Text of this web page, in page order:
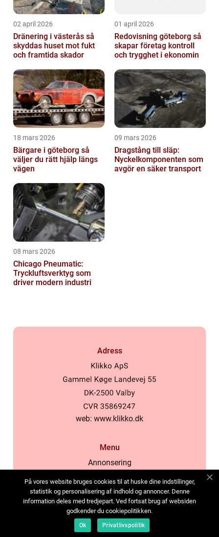
02 april 2026
Dränering i västerås så
skyddas huset mot fukt
och framtida skador
01 april 2026
Redovisning göteborg så
skapar företag kontroll
och trygghet i ekonomin
18 mars 2026
Bärgare i göteborg så
väljer du rätt hjälp längs
vägen
09 mars 2026
Dragstång till släp:
Nyckelkomponenten som
avgör en säker transport
08 mars 2026
Chicago Pneumatic:
Tryckluftsverktyg som
driver modern industri
Adress
web: www.klikko.dk
Menu
Annonsering
Cookies
Kontakta oss
Sitemap
På vores website bruges cookies til at huske dine indstillinger,
statistik og personalisering af indhold og annoncer. Denne
information deles med tredjepart. Ved fortsat brug af websiden
godkender du cookiepolitikken.
Ok Privatlivspolitik